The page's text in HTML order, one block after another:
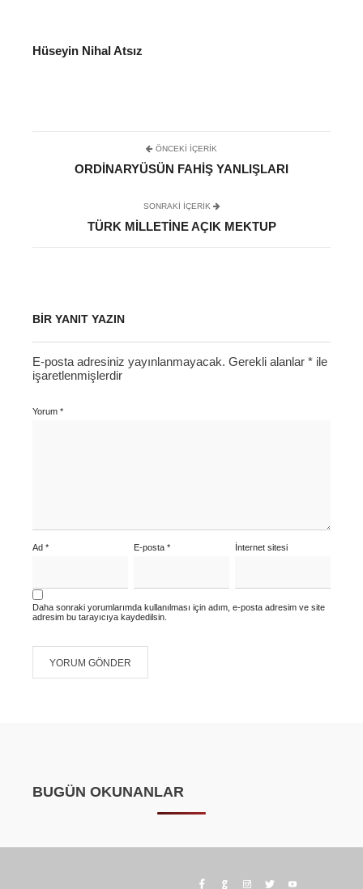
Hüseyin Nihal Atsız
ÖNCEKI İÇERIK
ORDINARYÜSÜN FAHIŞ YANLIŞLARI
SONRAKI IÇERIK
TÜRK MILLETINE AÇIK MEKTUP
BIR YANIT YAZIN
E-posta adresiniz yayınlanmayacak. Gerekli alanlar * ile
işaretlenmişlerdir
Yorum *
Ad * E-posta* İnternet sitesi
Daha sonraki yorumlarımda kullanılması için adım, e-posta adresim ve site
adresim bu tarayıcıya kaydedilsin.
BUGÜN OKUNANLAR